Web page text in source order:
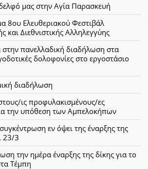
μας στην Αγία Παρασκευή
8ου Ελευθεριακού Φεστιβάλ
και Διεθνιστικής Αλληλεγγύης
πανελλαδική διαδήλωση στα
δολοφονίες στο εργοστάσιο
διαδήλωση
ις προφυλακισμένους/ες
την υπόθεση των Αμπελοκήπων
εν όψει της έναρξης της
23/3
την ημέρα έναρξης της δίκης για το
Τέμπη